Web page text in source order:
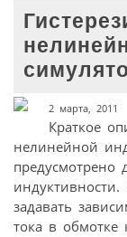
2 марта, 2011
Краткое
нелинейной
предусмотрено
задавать
тока в обмотке